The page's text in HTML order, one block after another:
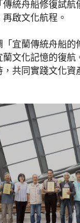
統舟船修復試航
啟文化航程。
宜蘭傳統舟船的
文化記憶的復航
共同實踐文化資